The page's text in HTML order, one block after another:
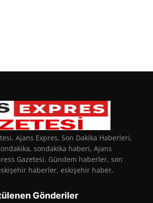
Ajans Expres, Son Dakika Haberleri,
sondakika haberi, Ajans
Gazetesi, Gündem haberler, son
haberler, eskişehir haber,
Gönderiler